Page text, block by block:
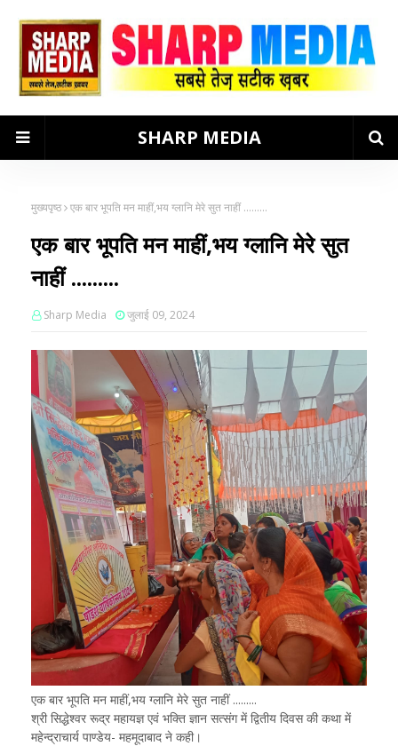
SHARP MEDIA
मुख्यपृष्ठ एक बार भूपति मन माहीं,भय ग्लानि मेरे सुत नाहीं .........
एक बार भूपति मन माहीं,भय ग्लानि मेरे सुत
नाहीं .........
Sharp Media जुलाई 09, 2024
एक बार भूपति मन माहीं,भय ग्लानि मेरे सुत नाहीं .........
श्री सिद्धेश्वर रूद्र महायज्ञ एवं भक्ति ज्ञान सत्संग में द्वितीय दिवस की कथा में
महेन्द्राचार्य पाण्डेय- महमूदाबाद ने कही।